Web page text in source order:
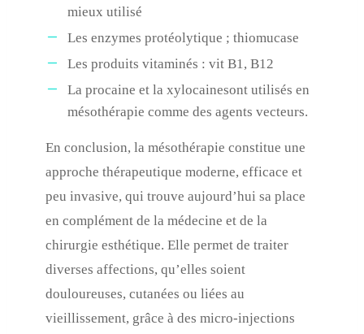
mieux utilisé
Les enzymes protéolytique ; thiomucase
Les produits vitaminés : vit B1, B12
La procaine et la xylocainesont utilisés en
mésothérapie comme des agents vecteurs.
En conclusion, la mésothérapie constitue une
approche thérapeutique moderne, efficace et
peu invasive, qui trouve aujourd’hui sa place
en complément de la médecine et de la
chirurgie esthétique. Elle permet de traiter
diverses affections, qu’elles soient
douloureuses, cutanées ou liées au
vieillissement, grâce à des micro-injections